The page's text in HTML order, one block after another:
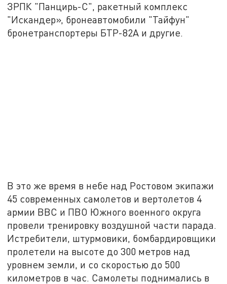
ЗРПК "Панцирь-С", ракетный комплекс
"Искандер», бронеавтомобили "Тайфун"
бронетранспортеры БТР-82А и другие.
В это же время в небе над Ростовом экипажи
45 современных самолетов и вертолетов 4
армии ВВС и ПВО Южного военного округа
провели тренировку воздушной части парада.
Истребители, штурмовики, бомбардировщики
пролетели на высоте до 300 метров над
уровнем земли, и со скоростью до 500
километров в час. Самолеты поднимались в